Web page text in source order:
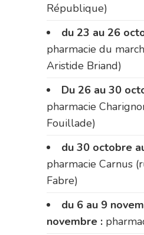
République)
du 23 au 26
pharmacie du
Aristide Briand)
Du 26 au 30
pharmacie
Fouillade)
du 30 octobre
pharmacie Carnus
Fabre)
du 6 au 9
novembre :